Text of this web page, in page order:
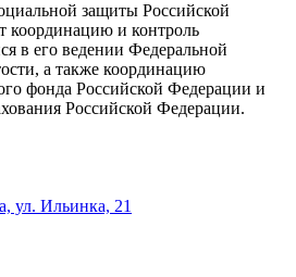
защиты Российской
координацию и контроль
в его ведении Федеральной
а также координацию
фонда Российской Федерации и
Российской Федерации.
ул. Ильинка, 21